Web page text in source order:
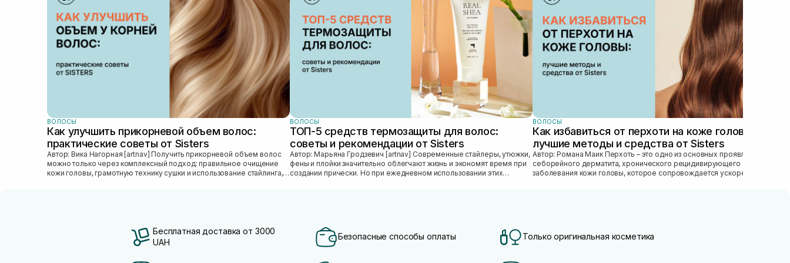
ВОЛОСЫ
Как улучшить прикорневой объем волос:
практические советы от Sisters
Автор: Вика Нагорная [artnav] Получить прикорневой объем волос
можно только через комплексный подход: правильное очищение
кожи головы, грамотную технику сушки и использование стайлинга,
ВОЛОСЫ
ТОП-5 средств термозащиты для волос:
советы и рекомендации от Sisters
Автор: Марьяна Гродзевич [artnav] Современные стайлеры, утюжки,
фены и плойки значительно облегчают жизнь и экономят время при
создании прически. Но при ежедневном использовании этих
ВОЛОСЫ
Как избавиться от перхоти на коже головы:
лучшие методы и средства от Sisters
Автор: Романа Маик Перхоть – это одно из основных проявлений
себорейного дерматита, хронического рецидивирующего
заболевания кожи головы, которое сопровождается ускоренным
Бесплатная доставка от 3000
UAH
Безопасные способы оплаты Только оригинальная косметика